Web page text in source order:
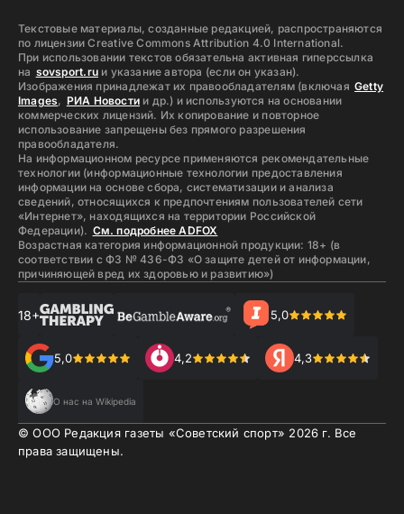
Текстовые материалы, созданные редакцией, распространяются
по лицензии Creative Commons Attribution 4.0 International.
При использовании текстов обязательна активная гиперссылка
на sovsport.ruи указание автора (если он указан).
Изображения принадлежат их правообладателям (включая Getty
Images, РИА Новости и др.) и используются на основании
коммерческих лицензий. Их копирование и повторное
использование запрещены без прямого разрешения
правообладателя.
На информационном ресурсе применяются рекомендательные
технологии (информационные технологии предоставления
информации на основе сбора, систематизации и анализа
сведений, относящихся к предпочтениям пользователей сети
«Интернет», находящихся на территории Российской
Федерации). См. подробнее ADFOX
Возрастная категория информационной продукции: 18+ (в
соответствии с ФЗ № 436-ФЗ «О защите детей от информации,
причиняющей вред их здоровью и развитию»)
18+ 5,0
5,0 4,2 4,3
О нас на Wikipedia
© ООО Редакция газеты «Советский спорт» 2026 г. Все
права защищены.